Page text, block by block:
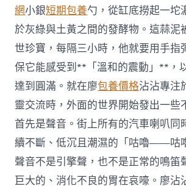
網小銀短期包養勺，從缸底撈起一坨
於灰綠與土黃之間的發酵物。這蒜泥
世珍寶，每隔三小時，他就要用手指
保它能感受到**「溫和的震動」**，
達到圓滿。就在廖包養價格沾沾專注
靈交流時，外面的世界開始發出一些
首先是聲音。街上所有的汽車喇叭同
續不斷、低沉且潮濕的「咕嚕——
聲音不是引擎聲，也不是正常的鳴笛
巨大的、消化不良的胃在哀嚎。廖沾